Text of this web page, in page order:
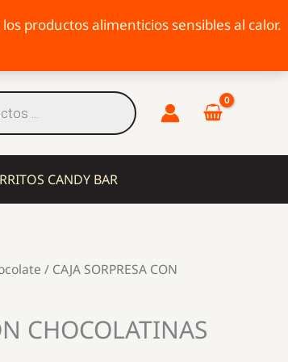
productos alimenticios sensibles al calor.
CANDY BAR
/ CAJA SORPRESA CON
CHOCOLATINAS